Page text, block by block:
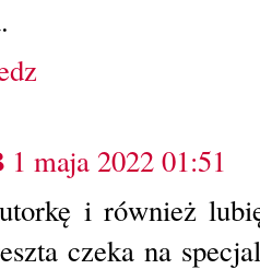
1 maja 2022 01:51
i również
czeka na